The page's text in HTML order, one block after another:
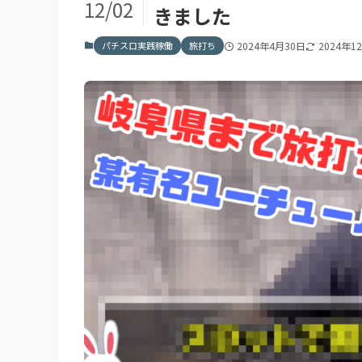
きました
12/02
パチスロ実践稼働 旅打ち 2024年4月30日 2024年